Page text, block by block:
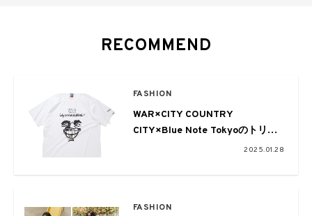
RECOMMEND
FASHION
WAR×CITY COUNTRY
CITY×Blue Note Tokyoのトリプ
2025.01.28
FASHION